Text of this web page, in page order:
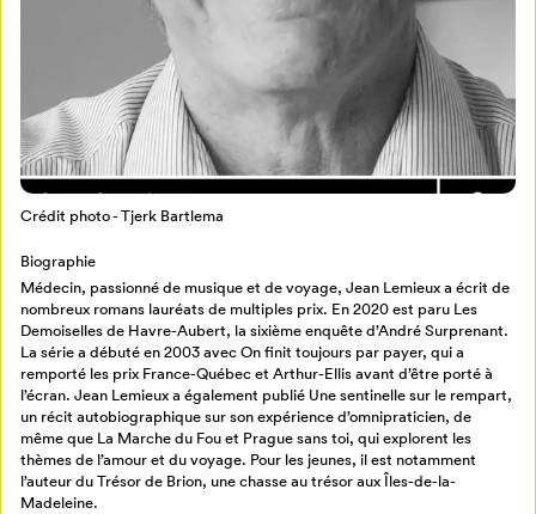
Programmation
Billetterie
Retour à l’accueil
Crédit photo - Tjerk Bartlema
Biographie
Médecin, passionné de musique et de voyage, Jean Lemieux a écrit de
nombreux romans lauréats de multiples prix. En 2020 est paru Les
Demoiselles de Havre-Aubert, la sixième enquête d’André Surprenant.
La série a débuté en 2003 avec On finit toujours par payer, qui a
remporté les prix France-Québec et Arthur-Ellis avant d’être porté à
l’écran. Jean Lemieux a également publié Une sentinelle sur le rempart,
un récit autobiographique sur son expérience d’omnipraticien, de
même que La Marche du Fou et Prague sans toi, qui explorent les
thèmes de l’amour et du voyage. Pour les jeunes, il est notamment
l’auteur du Trésor de Brion, une chasse au trésor aux Îles-de-la-
Madeleine.
Pour enregistrer vos favoris,
connectez-vous ou créez votre profil
Mon Salon
Créer un profil
Annuler